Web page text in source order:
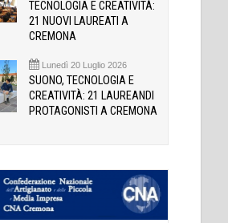
TECNOLOGIA E CREATIVITÀ:
21 NUOVI LAUREATI A
CREMONA
Lunedì 20 Luglio 2026
SUONO, TECNOLOGIA E
CREATIVITÀ: 21 LAUREANDI
PROTAGONISTI A CREMONA